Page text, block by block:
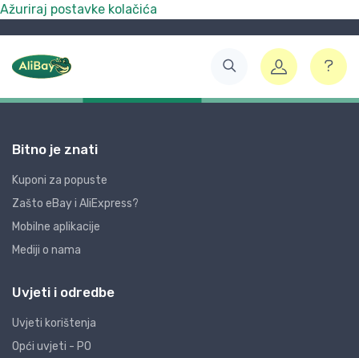
Ažuriraj postavke kolačića
Bitno je znati
Kuponi za popuste
Zašto eBay i AliExpress?
Mobilne aplikacije
Mediji o nama
Uvjeti i odredbe
Uvjeti korištenja
Opći uvjeti - PO